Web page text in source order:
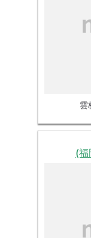
雲
(福